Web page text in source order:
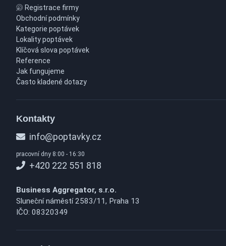
Registrace firmy
Obchodní podmínky
Kategorie poptávek
Lokality poptávek
Klíčová slova poptávek
Reference
Jak fungujeme
Často kladené dotazy
Kontakty
info@poptavky.cz
pracovní dny 8:00 - 16:30
+420 222 551 818
Business Aggregator, s.r.o.
Sluneční náměstí 2583/11, Praha 13
IČO: 08320349